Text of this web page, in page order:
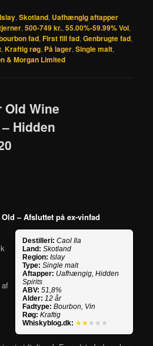
Islay,Skotland, Uafhængig aftapper
,500-749 kr.,55.00%-59.99% Vol,
fad,First fill fad,Genbrugte fad,
,Kraftig røg, På lager,Single malt,
& Morgan Limited
Old Wine
Hidden
– Afsluttet på ex-vinfad
Destilleri: Caol Ila
Land: Skotland
Region: Islay
Type: Single malt
Aftapper: Uafhængig, Hidden
Spirits
ABV: 51,8%
Alder: 12 år
Fadtype: Bourbon, Vin
Røg: Kraftig
Whiskyblog.dk: ★★ ★★★
af